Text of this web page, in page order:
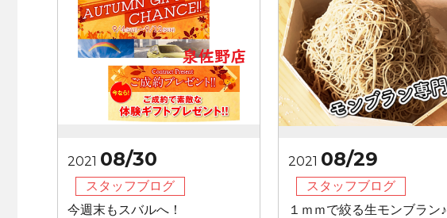
2021 08/30
スタッフブログ
今週末もスバルへ！
2021 08/29
スタッフブログ
１ｍｍで絞る生モンブラン♪